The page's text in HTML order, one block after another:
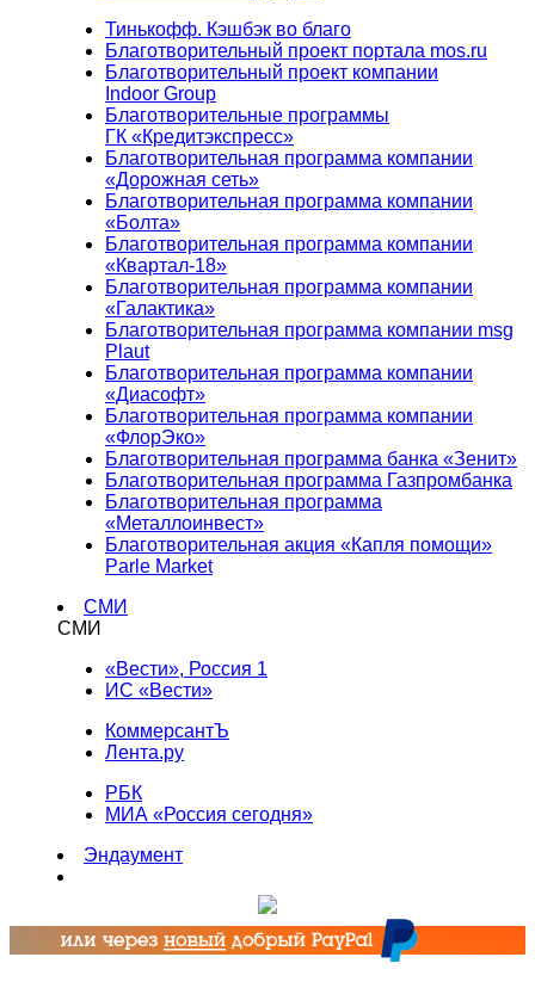
Тинькофф. Кэшбэк во благо
Благотворительный проект портала mos.ru
Благотворительный проект компании
Indoor Group
Благотворительные программы
ГК «Кредитэкспресс»
Благотворительная программа компании
«Дорожная сеть»
Благотворительная программа компании
«Болта»
Благотворительная программа компании
«Квартал-18»
Благотворительная программа компании
«Галактика»
Благотворительная программа компании msg
Plaut
Благотворительная программа компании
«Диасофт»
Благотворительная программа компании
«ФлорЭко»
Благотворительная программа банка «Зенит»
Благотворительная программа Газпромбанка
Благотворительная программа
«Металлоинвест»
Благотворительная акция «Капля помощи»
Parle Market
СМИ
СМИ
«Вести», Россия 1
ИС «Вести»
КоммерсантЪ
Лента.ру
РБК
МИА «Россия сегодня»
Эндаумент